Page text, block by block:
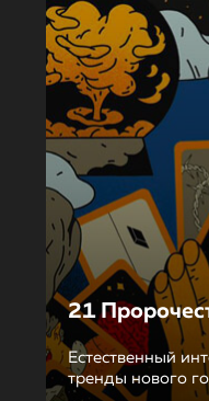
21
Естественный
тренды нового